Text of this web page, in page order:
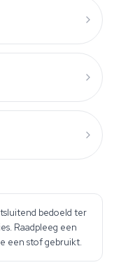
bedoeld ter
Raadpleeg een
een stof gebruikt.